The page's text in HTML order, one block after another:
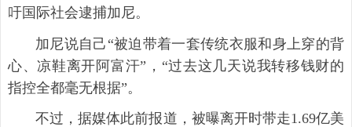
吁国际社会逮捕加尼。
加尼说自己“被迫带着一套传统衣服和身上穿的背
心、凉鞋离开阿富汗”，“过去这几天说我转移钱财的
指控全都毫无根据”。
不过，据媒体此前报道，被曝离开时带走1.69亿美